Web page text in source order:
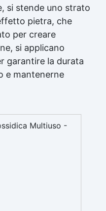
si stende uno strato
pietra, che
per creare
si applicano
garantire la durata
e mantenerne